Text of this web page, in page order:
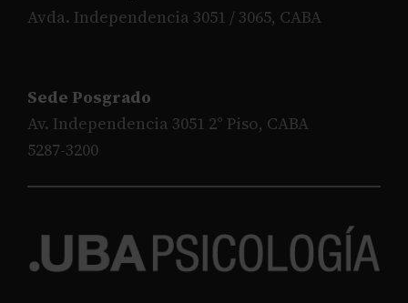
Avda. Independencia 3051 / 3065, CABA
Sede Posgrado
Av. Independencia 3051 2° Piso, CABA
5287-3200